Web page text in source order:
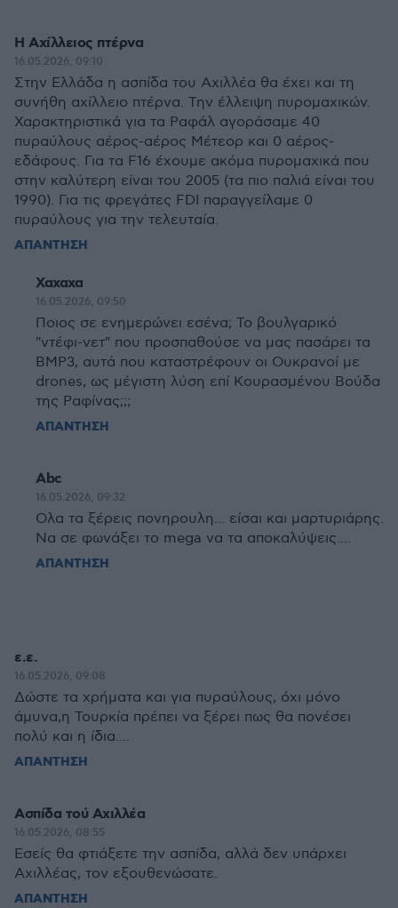
Η Αχίλλειος πτέρνα
16.05.2026, 09:10
Στην Ελλάδα η ασπίδα του Αχιλλέα θα έχει και τη
συνήθη αχίλλειο πτέρνα. Την έλλειψη πυρομαχικών.
Χαρακτηριστικά για τα Ραφάλ αγοράσαμε 40
πυραύλους αέρος-αέρος Μέτεορ και 0 αέρος-
εδάφους. Για τα F16 έχουμε ακόμα πυρομαχικά που
στην καλύτερη είναι του 2005 (τα πιο παλιά είναι του
1990). Για τις φρεγάτες FDI παραγγείλαμε 0
πυραύλους για την τελευταία.
ΑΠΑΝΤΗΣΗ
Χαχαχα
16.05.2026, 09:50
Ποιος σε ενημερώνει εσένα; Το βουλγαρικό
"ντέφι-νετ" που προσπαθούσε να μας πασάρει τα
BMP3, αυτά που καταστρέφουν οι Ουκρανοί με
drones, ως μέγιστη λύση επί Κουρασμένου Βούδα
της Ραφίνας;;;
ΑΠΑΝΤΗΣΗ
Abc
16.05.2026, 09:32
Ολα τα ξέρεις πονηρουλη... είσαι και μαρτυριάρης.
Να σε φωνάξει το mega να τα αποκαλύψεις....
ΑΠΑΝΤΗΣΗ
ε.ε.
16.05.2026, 09:08
Δώστε τα χρήματα και για πυραύλους, όχι μόνο
άμυνα,η Τουρκία πρέπει να ξέρει πως θα πονέσει
πολύ και η ίδια....
ΑΠΑΝΤΗΣΗ
Ασπίδα τού Αχιλλέα
16.05.2026, 08:55
Εσείς θα φτιάξετε την ασπίδα, αλλά δεν υπάρχει
Αχιλλέας, τον εξουθενώσατε.
ΑΠΑΝΤΗΣΗ